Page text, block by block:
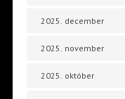
2025. december
2025. november
2025. október